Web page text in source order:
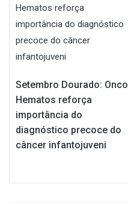
Setembro Dourado: Onco
Hematos reforça
importância do
diagnóstico precoce do
câncer infantojuveni